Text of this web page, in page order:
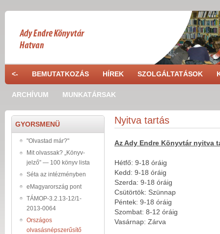
<- BEMUTATKOZÁS HÍREK SZOLGÁLTATÁSOK
ARCHÍVUM MUNKATÁRSAK
Nyitva tartás
Az Ady Endre Könyvtár nyitva
Hétfő: 9-18 óráig
Kedd: 9-18 óráig
Szerda: 9-18 óráig
Csütörtök: Szünnap
Péntek: 9-18 óráig
Szombat: 8-12 óráig
Vasárnap: Zárva
GYORSMENÜ
"Olvastad már?"
Mit olvassak? „Könyv-
jelző” — 100 könyv lista
Séta az intézményben
eMagyarország pont
TÁMOP-3.2.13-12/1-
2013-0064
Országos
olvasásnépszerűsítő